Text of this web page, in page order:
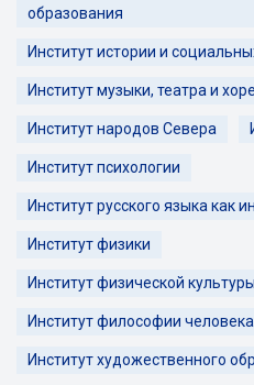
образования
Институт истории и
Институт музыки, театра и
Институт народов Севера
Институт психологии
Институт русского языка как
Институт физики
Институт физической
Институт философии человека
Институт художественного